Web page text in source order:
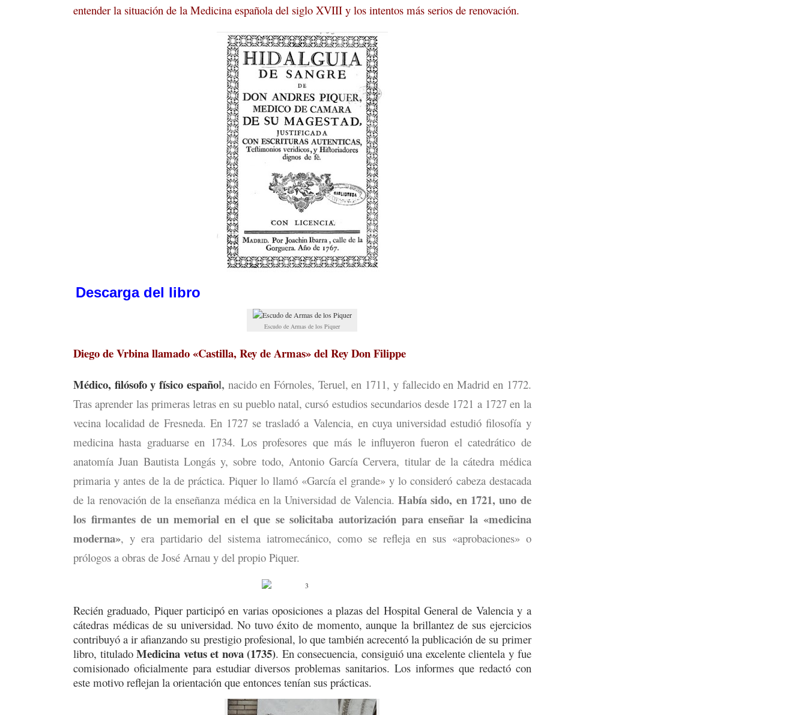
entender la situación de la Medicina española del siglo XVIII y los intentos más serios de renovación.
Descarga del libro
Escudo de Armas de los Piquer
Diego de Vrbina llamado «Castilla, Rey de Armas» del Rey Don Filippe
Médico, filósofo y físico español, nacido en Fórnoles, Teruel, en 1711, y fallecido en Madrid en 1772.
Tras aprender las primeras letras en su pueblo natal, cursó estudios secundarios desde 1721 a 1727 en la
vecina localidad de Fresneda. En 1727 se trasladó a Valencia, en cuya universidad estudió filosofía y
medicina hasta graduarse en 1734. Los profesores que más le influyeron fueron el catedrático de
anatomía Juan Bautista Longás y, sobre todo, Antonio García Cervera, titular de la cátedra médica
primaria y antes de la de práctica. Piquer lo llamó «García el grande» y lo consideró cabeza destacada
de la renovación de la enseñanza médica en la Universidad de Valencia.Había sido, en 1721, uno de
los firmantes de un memorial en el que se solicitaba autorización para enseñar la «medicina
moderna», y era partidario del sistema iatromecánico, como se refleja en sus «aprobaciones» o
prólogos a obras de José Arnau y del propio Piquer.
Recién graduado, Piquer participó en varias oposiciones a plazas del Hospital General de Valencia y a
cátedras médicas de su universidad. No tuvo éxito de momento, aunque la brillantez de sus ejercicios
contribuyó a ir afianzando su prestigio profesional, lo que también acrecentó la publicación de su primer
libro, tituladoMedicina vetus et nova (1735). En consecuencia, consiguió una excelente clientela y fue
comisionado oficialmente para estudiar diversos problemas sanitarios. Los informes que redactó con
este motivo reflejan la orientación que entonces tenían sus prácticas.